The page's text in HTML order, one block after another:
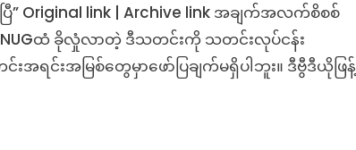
” Original link | Archive link အချက်အလက်စိစစ်
NUGထံ ခိုလှုံလာတဲ့ ဒီသတင်းကို သတင်းလုပ်ငန်း
းအမြစ်တွေမှာဖော်ပြချက်မရှိပါဘူး။ ဒီဗွီဒီယိုဖြန့်